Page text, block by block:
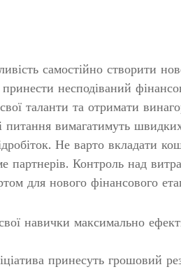
самостійно створити
несподіваний
таланти та отримати
питання вимагатимуть
Не варто вкладати
партнерів. Контроль над
для нового фінансового
навички максимально
принесуть грошовий